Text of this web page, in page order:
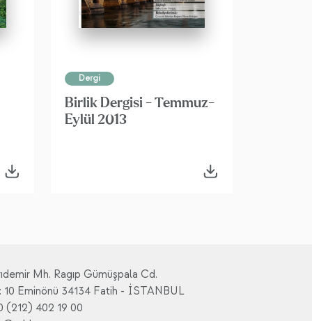
Dergi
Birlik Dergisi - Temmuz-
Eylül 2013
Mh. Ragıp Gümüşpala Cd.
10 Eminönü 34134 Fatih - İSTANBUL
(212) 402 19 00